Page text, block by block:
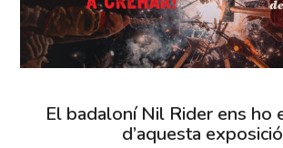
El badaloní Nil Rider ens ho
d’aquesta